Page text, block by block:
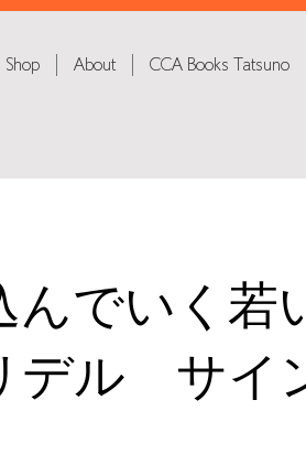
Shop About CCA Books Tatsuno
んでいく
デル サイ